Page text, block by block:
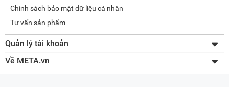
Chính sách bảo mật dữ liệu cá nhân
Tư vấn sản phẩm
Quản lý tài khoản
Thay đổi thông tin
Về META.vn